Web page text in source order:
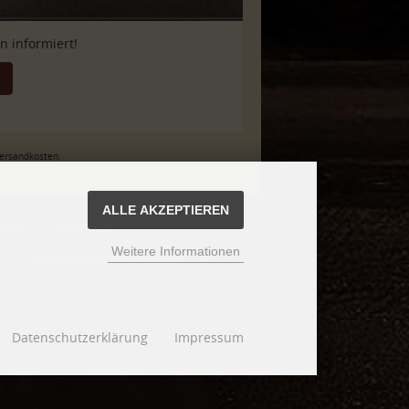
informiert!
KONTAKT
COOKIE EINSTELLUNGEN
ALLE AKZEPTIEREN
Weitere Informationen
Datenschutzerklärung Impressum